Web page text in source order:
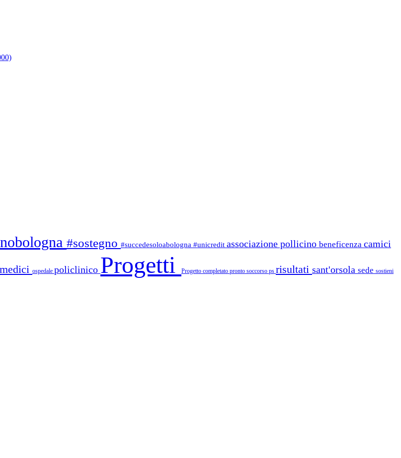
#sostegno #succedesoloabologna #unicredit associazione pollicino beneficenza camici
medici ospedale policlinico Progetti Progetto completato pronto soccorso ps risultati sant'orsola sede sostieni